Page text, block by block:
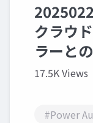
クラウ
ラーと
17.5K Views
#Power